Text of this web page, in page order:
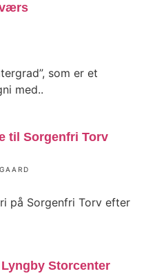
som er et
med..
til Sorgenfri Torv
på Sorgenfri Torv efter
Storcenter